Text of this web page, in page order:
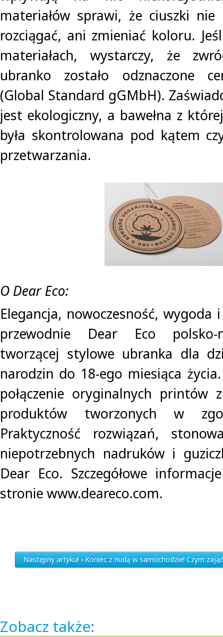
materiałów sprawi, że ciuszki
rozciągać, ani zmieniać koloru.
materiałach, wystarczy, że
ubranko zostało odznaczone
(Global Standard gGMbH).
jest ekologiczny, a bawełna z
była skontrolowana pod kątem
przetwarzania.
O Dear Eco:
Elegancja, nowoczesność, wygoda
przewodnie Dear Eco polsko-
tworzącej stylowe ubranka dla
narodzin do 18-ego miesiąca
połączenie oryginalnych printów
produktów tworzonych w
Praktyczność rozwiązań,
niepotrzebnych nadruków i
Dear Eco. Szczegółowe
stronie www.deareco.com.
Następny artykuł › Koniec z nudą w samochodzie! Czym
Zobacz także: